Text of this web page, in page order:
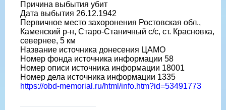
Причина выбытия убит
Дата выбытия 26.12.1942
Первичное место захоронения Ростовская обл.,
Каменский р-н, Старо-Станичный с/с, ст. Красновка,
севернее, 5 км
Название источника донесения ЦАМО
Номер фонда источника информации 58
Номер описи источника информации 18001
Номер дела источника информации 1335
https://obd-memorial.ru/html/info.htm?id=53491773